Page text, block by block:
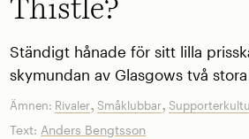
Thistle?
Ständigt hånade för sitt lilla
skymundan av Glasgows två
Ämnen: Rivaler,Småklubbar,
Text: Anders Bengtsson